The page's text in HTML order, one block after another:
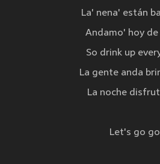
La' nena' están
Andamo' hoy
So drink up
La gente anda
La noche
Let's go go